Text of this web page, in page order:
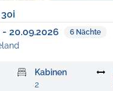
- 20.09.2026 6 Nächte
Kabinen
2